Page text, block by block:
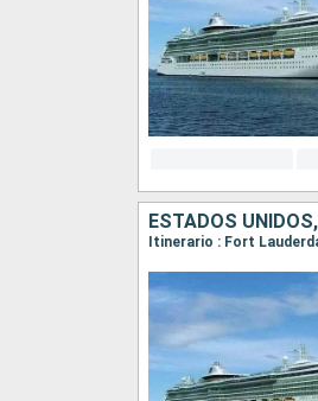
ESTADOS
Itinerario : Fort